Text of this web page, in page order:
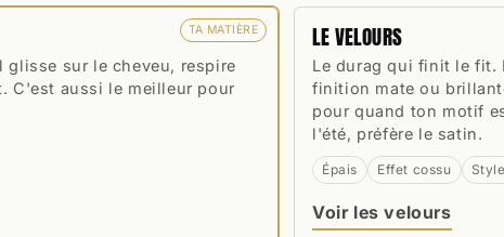
TA MATIÈRE
glisse sur le cheveu, respire
C'est aussi le meilleur pour
LE VELOURS
Le durag qui finit le fit.
finition mate ou
pour quand ton motif
l'été, préfère le satin.
Épais Effet cossu
Voir les velours